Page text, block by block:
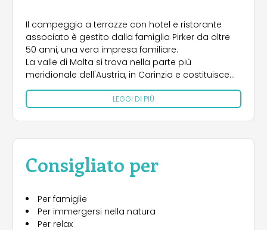
Il campeggio a terrazze con hotel e ristorante
associato è gestito dalla famiglia Pirker da oltre
50 anni, una vera impresa familiare.
La valle di Malta si trova nella parte più
meridionale dell'Austria, in Carinzia e costituisce
l'ingresso orientale del Parco Nazionale degli Alti
Tauri, la più grande area protetta delle Alpi.
Situato direttamente nel villaggio di alpinisti di
Malta, ci sono 240 posti auto generosamente
disposti su terrazze su una superficie di 3,9 ettari.
comfort totale del campeggio.
Terrace Camping Maltatal ha vinto numerosi
ADAC, ANWB, ACSI ed ECC e ha anche vinto il
premio europeo DCC.
LEGGI DI PIÙ
Consigliato per
Per famiglie
Per immergersi nella natura
Per relax